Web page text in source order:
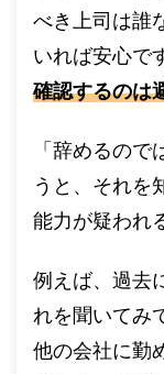
べき上司は誰
いれば安心で
確認するのは
「辞めるの
うと、それを
能力が疑われ
例えば、過去
れを聞いてみ
他の会社に勤